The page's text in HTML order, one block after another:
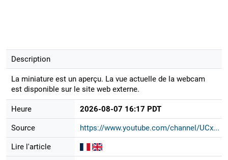
Description
La miniature est un aperçu. La vue actuelle de la webcam
est disponible sur le site web externe.
Heure 2026-08-07 16:17 PDT
Source https://www.youtube.com/channel/UCx...
Lire l'article